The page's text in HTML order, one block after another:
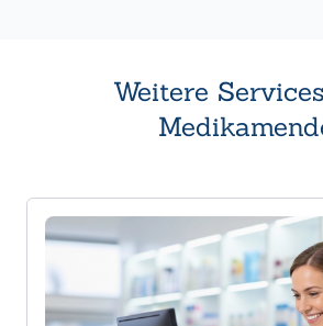
Weitere